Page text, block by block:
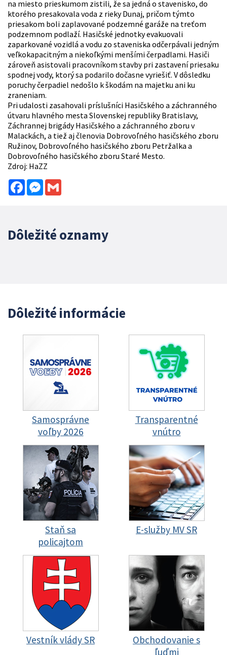
na miesto prieskumom zistili, že sa jedná o stavenisko, do
ktorého presakovala voda z rieky Dunaj, pričom týmto
priesakom boli zaplavované podzemné garáže na treťom
podzemnom podlaží. Hasičské jednotky evakuovali
zaparkované vozidlá a vodu zo staveniska odčerpávali jedným
veľkokapacitným a niekoľkými menšími čerpadlami. Hasiči
zároveň asistovali pracovníkom stavby pri zastavení priesaku
spodnej vody, ktorý sa podarilo dočasne vyriešiť. V dôsledku
poruchy čerpadiel nedošlo k škodám na majetku ani ku
zraneniam.
Pri udalosti zasahovali príslušníci Hasičského a záchranného
útvaru hlavného mesta Slovenskej republiky Bratislavy,
Záchrannej brigády Hasičského a záchranného zboru v
Malackách, a tiež aj členovia Dobrovoľného hasičského zboru
Ružinov, Dobrovoľného hasičského zboru Petržalka a
Dobrovoľného hasičského zboru Staré Mesto.
Zdroj: HaZZ
FacebookMessenger
Dôležité oznamy
Dôležité informácie
Samosprávne
voľby 2026
Transparentné
vnútro
Staň sa
policajtom
E-služby MV SR
Vestník vlády SR
Obchodovanie s
ľuďmi